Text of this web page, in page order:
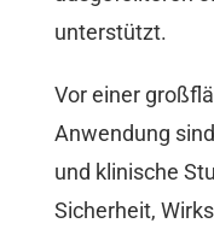
unterstützt.
Vor einer
Anwendung
und klinische
Sicherheit,